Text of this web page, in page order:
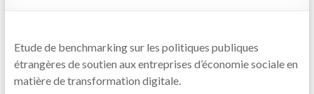
Etude de benchmarking sur les politiques publiques
étrangères de soutien aux entreprises d’économie sociale en
matière de transformation digitale.